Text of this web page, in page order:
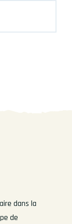
dans la
de